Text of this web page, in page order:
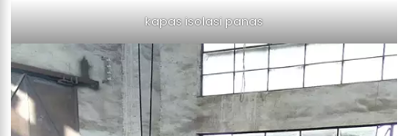
kapas isolasi panas